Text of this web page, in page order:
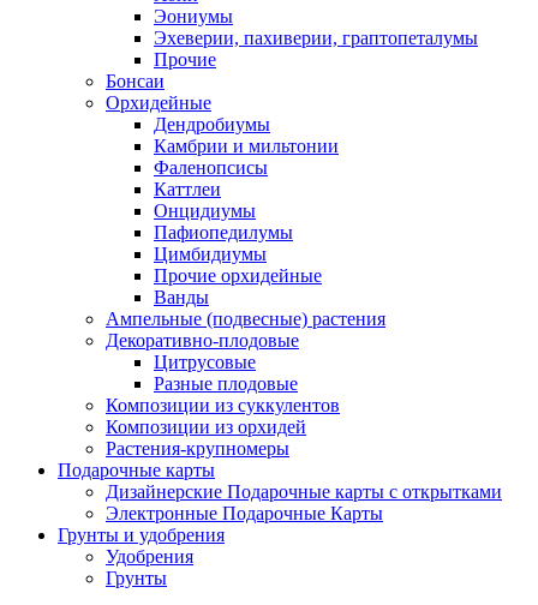
Эониумы
Эхеверии, пахиверии, граптопеталумы
Прочие
Бонсаи
Орхидейные
Дендробиумы
Камбрии и мильтонии
Фаленопсисы
Каттлеи
Онцидиумы
Пафиопедилумы
Цимбидиумы
Прочие орхидейные
Ванды
Ампельные (подвесные) растения
Декоративно-плодовые
Цитрусовые
Разные плодовые
Композиции из суккулентов
Композиции из орхидей
Растения-крупномеры
Подарочные карты
Дизайнерские Подарочные карты с открытками
Электронные Подарочные Карты
Грунты и удобрения
Удобрения
Грунты